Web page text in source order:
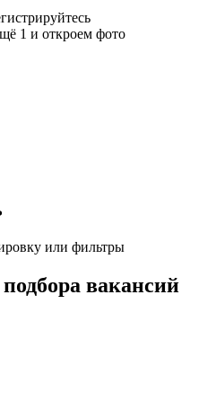
1 и откроем фото
или фильтры
вакансий